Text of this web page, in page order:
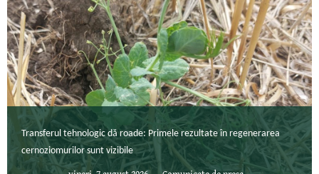
Transferul tehnologic dă roade: Primele rezultate în regenerarea
cernoziomurilor sunt vizibile